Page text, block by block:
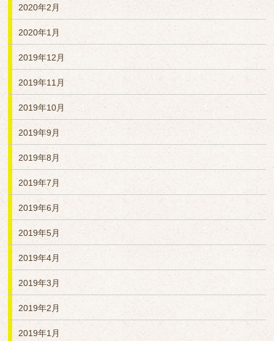
2020年2月
2020年1月
2019年12月
2019年11月
2019年10月
2019年9月
2019年8月
2019年7月
2019年6月
2019年5月
2019年4月
2019年3月
2019年2月
2019年1月